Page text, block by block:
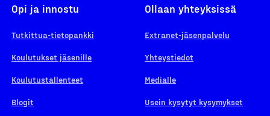
Opi ja innostu
Tutkittua-tietopankki
Koulutukset jäsenille
Koulutustallenteet
Blogit
Ollaan yhteyksissä
Extranet-jäsenpalvelu
Yhteystiedot
Medialle
Usein kysytyt kysymykset